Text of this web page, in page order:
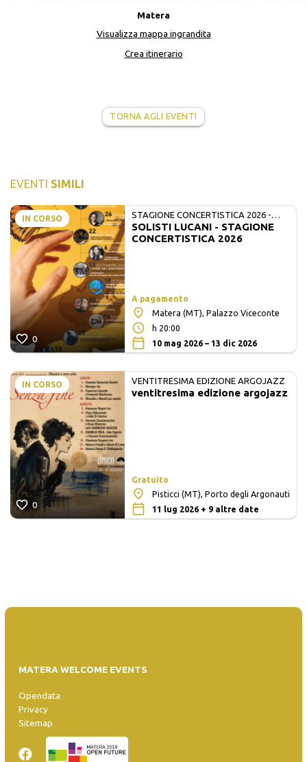
Matera
Visualizza mappa ingrandita
Crea itinerario
TORNA AGLI EVENTI
EVENTI SIMILI
IN CORSO
0
STAGIONE CONCERTISTICA 2026 -
MATE E SOLISTI LUCANI
SOLISTI LUCANI - STAGIONE
CONCERTISTICA 2026
A pagamento
Matera (MT), Palazzo Viceconte
h 20:00
10 mag 2026 – 13 dic 2026
IN CORSO
0
VENTITRESIMA EDIZIONE ARGOJAZZ
ventitresima edizione argojazz
Gratuito
Pisticci (MT), Porto degli Argonauti
11 lug 2026 + 9 altre date
MATERA WELCOME EVENTS
Opendata
Privacy
Sitemap